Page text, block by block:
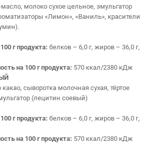
масло, молоко сухое цельное, эмульгатор
«Лимон», «Ваниль», красители
г продукта: белков – 6,0 г, жиров – 36,0 г,
на 100 г продукта: 570 ккал/2380 кДж
сыворотка молочная сухая, тёртое
(лецитин соевый)
г продукта: белков – 6,0 г, жиров – 36,0 г,
на 100 г продукта: 570 ккал/2380 кДж